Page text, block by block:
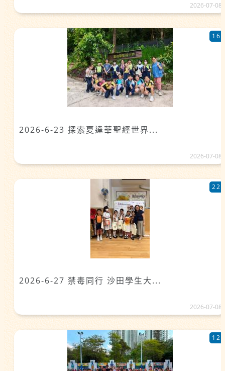
2026-07-08
2026-6-23 探索夏達華聖經世界...
16
2026-07-08
2026-6-27 禁毒同行 沙田學生大...
22
2026-07-08
12